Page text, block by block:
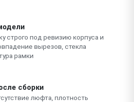
строго под ревизию корпуса и
вырезов, стекла
рамки
сборки
люфта, плотность